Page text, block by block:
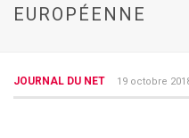
EUROPÉENNE
JOURNAL DU NET 19 octobre